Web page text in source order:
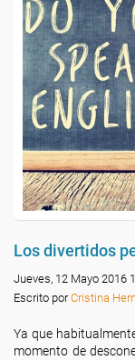
Los divertidos
Jueves, 12 Mayo 2016
Escrito porCristina
Ya que
momento de